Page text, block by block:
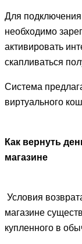
Для
необходимо
активировать
скапливаться
Система
виртуального
Как вернуть
магазине
Условия
магазине
купленного в